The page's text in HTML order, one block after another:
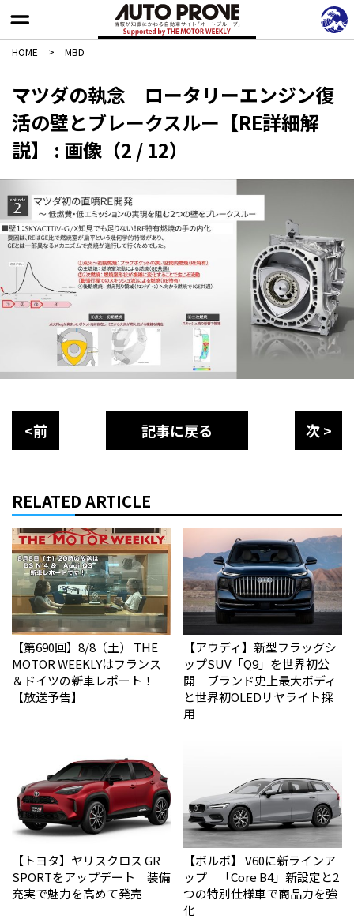
HOME > MBD
マツダの執念 ロータリーエンジン復
活の壁とブレークスルー【RE詳細解
説】 : 画像（2 / 12）
<前 記事に戻る 次 >
RELATED ARTICLE
【第690回】8/8（土） THE
MOTOR WEEKLYはフランス
＆ドイツの新車レポート！
【放送予告】
【アウディ】新型フラッグシ
ップSUV「Q9」を世界初公
開 ブランド史上最大ボディ
と世界初OLEDリヤライト採
用
【トヨタ】ヤリスクロス GR
SPORTをアップデート 装備
充実で魅力を高めて発売
【ボルボ】 V60に新ラインア
ップ 「Core B4」新設定と2
つの特別仕様車で商品力を強
化